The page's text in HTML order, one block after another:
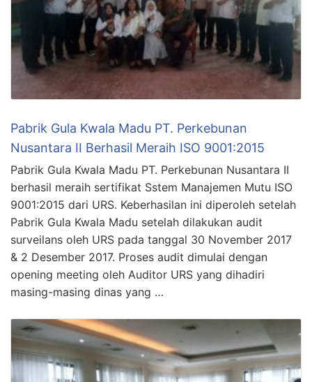
Pabrik Gula Kwala Madu PT. Perkebunan
Nusantara II Berhasil Meraih ISO 9001:2015
Pabrik Gula Kwala Madu PT. Perkebunan Nusantara II
berhasil meraih sertifikat Sstem Manajemen Mutu ISO
9001:2015 dari URS. Keberhasilan ini diperoleh setelah
Pabrik Gula Kwala Madu setelah dilakukan audit
surveilans oleh URS pada tanggal 30 November 2017
& 2 Desember 2017. Proses audit dimulai dengan
opening meeting oleh Auditor URS yang dihadiri
masing-masing dinas yang …